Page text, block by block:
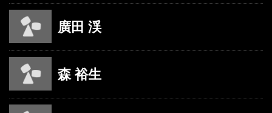
廣田 渓
森 裕生